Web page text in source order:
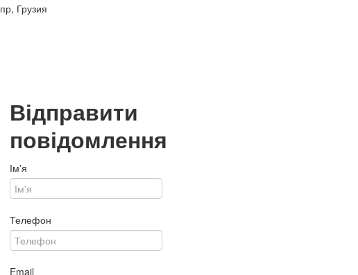
Грузия
Відправити
повідомлення
Ім'я
Телефон
Email